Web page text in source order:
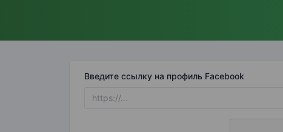
Введите ссылку на профиль Facebook